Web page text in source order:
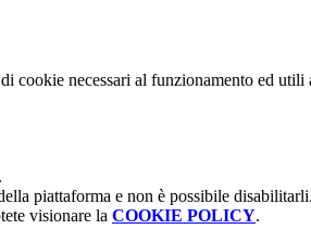
cookie necessari al funzionamento ed
piattaforma e non è possibile disabilitarli.
visionare la COOKIE POLICY.